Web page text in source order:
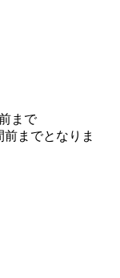
まで
でとなりま